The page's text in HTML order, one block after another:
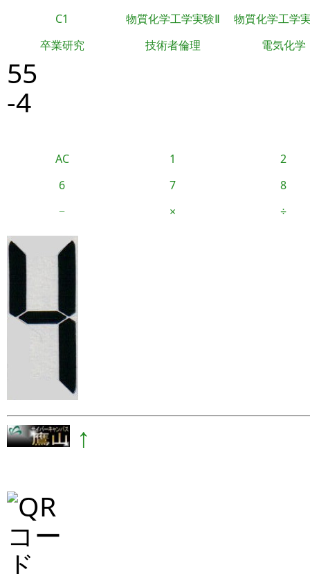
C1 物質化学工学実験Ⅱ
物質化学工学
卒業研究
技術者倫理 電気化学
55
-4
AC 1
2
6
7
8
−
× ÷
↑